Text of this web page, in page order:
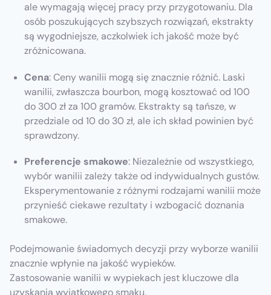
ale wymagają więcej pracy przy przygotowaniu. Dla
osób poszukujących szybszych rozwiązań, ekstrakty
są wygodniejsze, aczkolwiek ich jakość może być
zróżnicowana.
Cena: Ceny wanilii mogą się znacznie różnić. Laski
wanilii, zwłaszcza bourbon, mogą kosztować od 100
do 300 zł za 100 gramów. Ekstrakty są tańsze, w
przedziale od 10 do 30 zł, ale ich skład powinien być
sprawdzony.
Preferencje smakowe: Niezależnie od wszystkiego,
wybór wanilii zależy także od indywidualnych gustów.
Eksperymentowanie z różnymi rodzajami wanilii może
przynieść ciekawe rezultaty i wzbogacić doznania
smakowe.
Podejmowanie świadomych decyzji przy wyborze wanilii
znacznie wpłynie na jakość wypieków.
Zastosowanie wanilii w wypiekach jest kluczowe dla
uzyskania wyjątkowego smaku.